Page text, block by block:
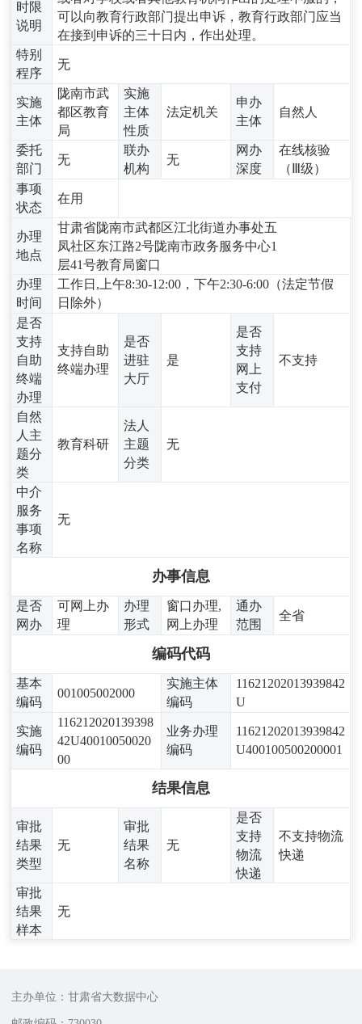
时限
说明
可以向教育行政部门提出申诉，教育行政部门应当
在接到申诉的三十日内，作出处理。
特别
程序
无
实施
主体
陇南市武
都区教育
局
实施
主体
性质
法定机关
申办
主体
自然人
委托
部门
无
联办
机构
无
网办
深度
在线核验
（Ⅲ级）
事项
状态
在用
办理
地点
甘肃省陇南市武都区江北街道办事处五
凤社区东江路2号陇南市政务服务中心1
层41号教育局窗口
办理
时间
工作日,上午8:30-12:00，下午2:30-6:00（法定节假
日除外）
是否
支持
自助
终端
办理
支持自助
终端办理
是否
进驻
大厅
是
是否
支持
网上
支付
不支持
自然
人主
题分
类
教育科研
法人
主题
分类
无
中介
服务
事项
名称
无
办事信息
是否
网办
可网上办
理
办理
形式
窗口办理,
网上办理
通办
范围
全省
编码代码
基本
编码
001005002000
实施主体
编码
11621202013939842
U
实施
编码
116212020139398
42U40010050020
00
业务办理
编码
11621202013939842
U400100500200001
结果信息
审批
结果
类型
无
审批
结果
名称
无
是否
支持
物流
快递
不支持物流
快递
审批
结果
样本
无
主办单位：甘肃省大数据中心